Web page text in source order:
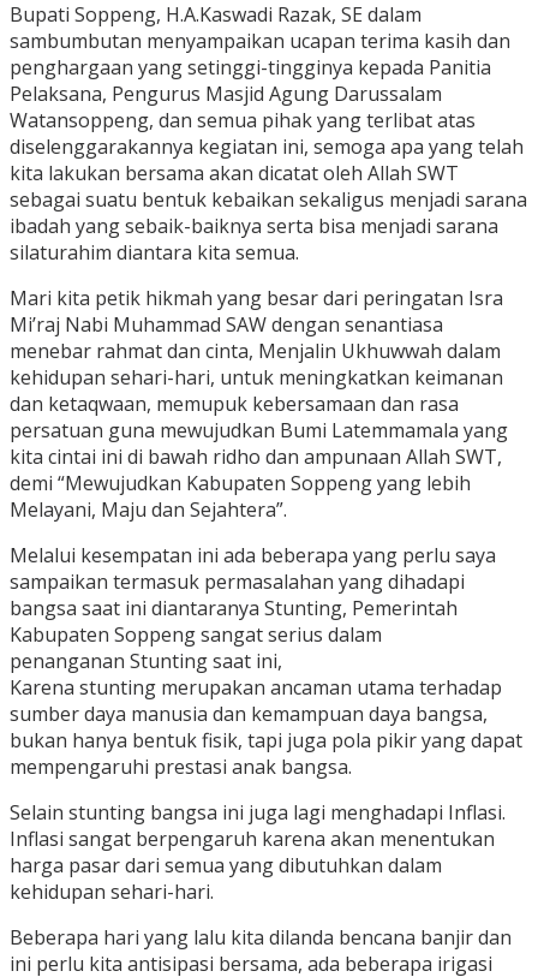
Bupati Soppeng, H.A.Kaswadi Razak, SE dalam
sambumbutan menyampaikan ucapan terima kasih dan
penghargaan yang setinggi-tingginya kepada Panitia
Pelaksana, Pengurus Masjid Agung Darussalam
Watansoppeng, dan semua pihak yang terlibat atas
diselenggarakannya kegiatan ini, semoga apa yang telah
kita lakukan bersama akan dicatat oleh Allah SWT
sebagai suatu bentuk kebaikan sekaligus menjadi sarana
ibadah yang sebaik-baiknya serta bisa menjadi sarana
silaturahim diantara kita semua.
Mari kita petik hikmah yang besar dari peringatan Isra
Mi’raj Nabi Muhammad SAW dengan senantiasa
menebar rahmat dan cinta, Menjalin Ukhuwwah dalam
kehidupan sehari-hari, untuk meningkatkan keimanan
dan ketaqwaan, memupuk kebersamaan dan rasa
persatuan guna mewujudkan Bumi Latemmamala yang
kita cintai ini di bawah ridho dan ampunaan Allah SWT,
demi “Mewujudkan Kabupaten Soppeng yang lebih
Melayani, Maju dan Sejahtera”.
Melalui kesempatan ini ada beberapa yang perlu saya
sampaikan termasuk permasalahan yang dihadapi
bangsa saat ini diantaranya Stunting, Pemerintah
Kabupaten Soppeng sangat serius dalam
penanganan Stunting saat ini,
Karena stunting merupakan ancaman utama terhadap
sumber daya manusia dan kemampuan daya bangsa,
bukan hanya bentuk fisik, tapi juga pola pikir yang dapat
mempengaruhi prestasi anak bangsa.
Selain stunting bangsa ini juga lagi menghadapi Inflasi.
Inflasi sangat berpengaruh karena akan menentukan
harga pasar dari semua yang dibutuhkan dalam
kehidupan sehari-hari.
Beberapa hari yang lalu kita dilanda bencana banjir dan
ini perlu kita antisipasi bersama, ada beberapa irigasi